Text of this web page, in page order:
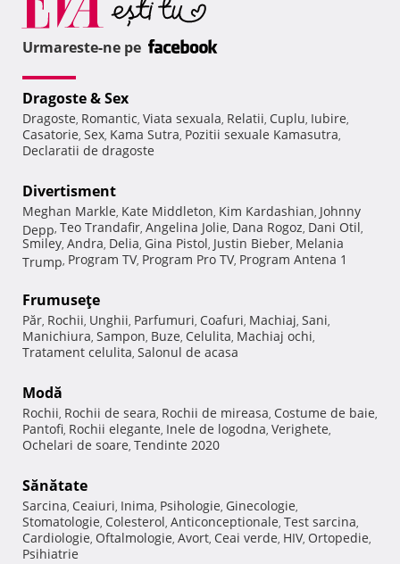
Urmareste-ne pe
Dragoste & Sex
Dragoste, Romantic, Viata sexuala, Relatii, Cuplu, Iubire,
Casatorie, Sex, Kama Sutra, Pozitii sexuale Kamasutra,
Declaratii de dragoste
Divertisment
Meghan Markle, Kate Middleton, Kim Kardashian, Johnny
Depp, Teo Trandafir, Angelina Jolie, Dana Rogoz, Dani Otil,
Smiley, Andra, Delia, Gina Pistol, Justin Bieber, Melania
Trump, Program TV, Program Pro TV, Program Antena 1
Frumuseţe
Păr, Rochii, Unghii, Parfumuri, Coafuri, Machiaj, Sani,
Manichiura, Sampon, Buze, Celulita, Machiaj ochi,
Tratament celulita, Salonul de acasa
Modă
Rochii, Rochii de seara, Rochii de mireasa, Costume de baie,
Pantofi, Rochii elegante, Inele de logodna, Verighete,
Ochelari de soare, Tendinte 2020
Sănătate
Sarcina, Ceaiuri, Inima, Psihologie, Ginecologie,
Stomatologie, Colesterol, Anticonceptionale, Test sarcina,
Cardiologie, Oftalmologie, Avort, Ceai verde, HIV, Ortopedie,
Psihiatrie